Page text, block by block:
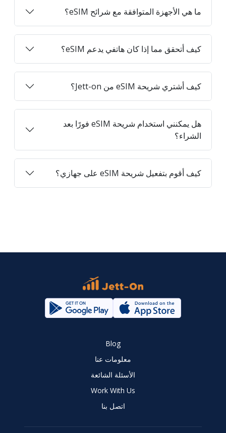
ما هي الأجهزة المتوافقة مع شرائح eSIM؟
كيف أتحقق مما إذا كان هاتفي يدعم eSIM؟
كيف أشتري شريحة eSIM من Jett-on؟
هل يمكنني استخدام شريحة eSIM فورًا بعد
الشراء؟
كيف أقوم بتفعيل شريحة eSIM على جهازي؟
Blog
معلومات عنا
الأسئلة الشائعة
Work With Us
اتصل بنا